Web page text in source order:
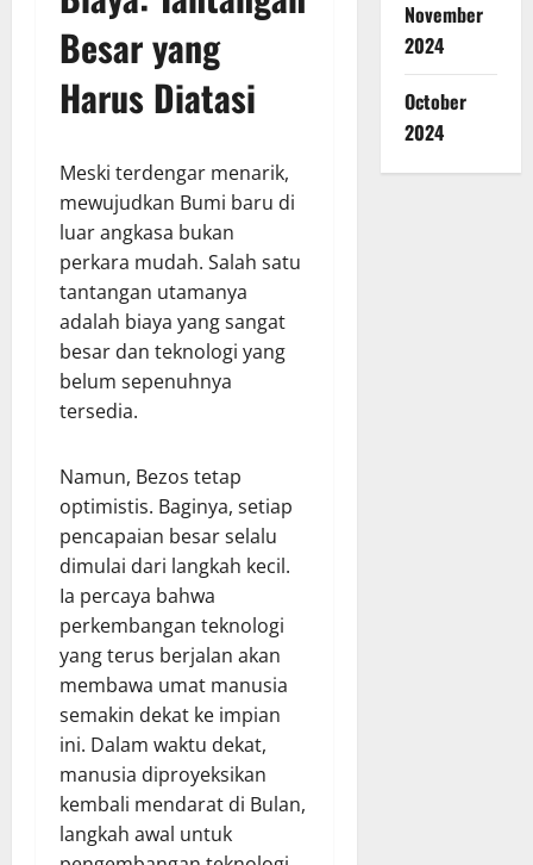
Besar yang
Harus Diatasi
Meski terdengar menarik,
mewujudkan Bumi baru di
luar angkasa bukan
perkara mudah. Salah satu
tantangan utamanya
adalah biaya yang sangat
besar dan teknologi yang
belum sepenuhnya
tersedia.
Namun, Bezos tetap
optimistis. Baginya, setiap
pencapaian besar selalu
dimulai dari langkah kecil.
Ia percaya bahwa
perkembangan teknologi
yang terus berjalan akan
membawa umat manusia
semakin dekat ke impian
ini. Dalam waktu dekat,
manusia diproyeksikan
kembali mendarat di Bulan,
langkah awal untuk
November
2024
October
2024